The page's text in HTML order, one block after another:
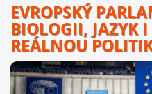
EVROPSKÝ
BIOLOGII, JAZYK
REÁLNOU